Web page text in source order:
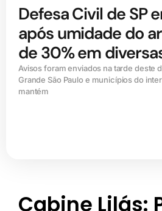
Defesa Civil de SP
após umidade do
de 30% em
Avisos foram enviados na tarde deste
Grande São Paulo e municípios do
mantém
Cabine Lilás: